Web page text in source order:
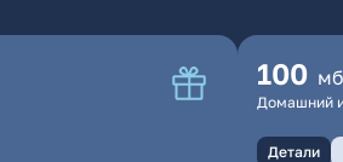
100
Домашний
Детали